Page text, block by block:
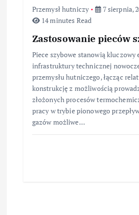
Przemysł hutniczy
7 sierpnia,
14 minutes Read
Zastosowanie pieców
Piece szybowe stanowią kluczowy
infrastruktury technicznej
przemysłu hutniczego, łącząc
konstrukcję z możliwością
złożonych procesów
pracy w trybie pionowego
gazów możliwe…